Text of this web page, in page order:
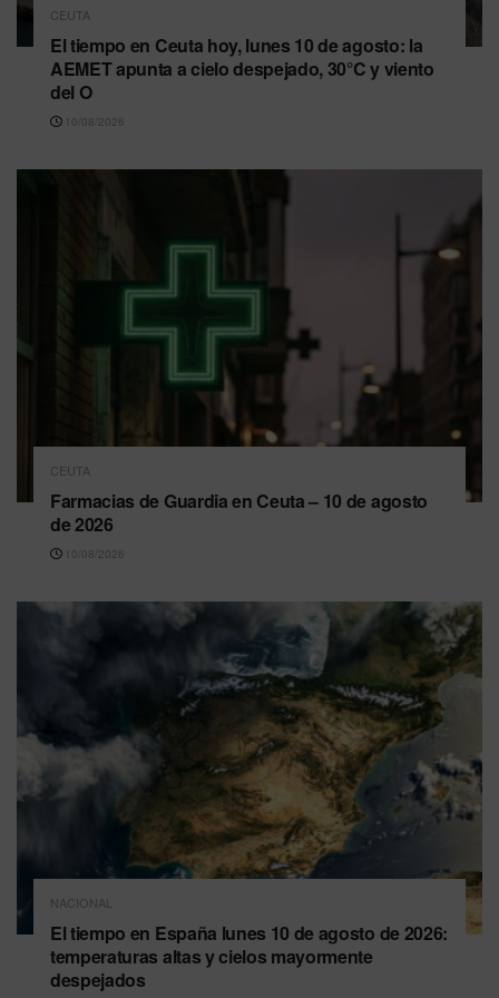
CEUTA
El tiempo en Ceuta hoy, lunes 10 de agosto: la
AEMET apunta a cielo despejado, 30°C y viento
del O
10/08/2026
CEUTA
Farmacias de Guardia en Ceuta – 10 de agosto
de 2026
10/08/2026
NACIONAL
El tiempo en España lunes 10 de agosto de 2026:
temperaturas altas y cielos mayormente
despejados